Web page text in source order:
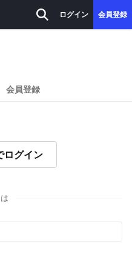
ログイン 会員登録
会員登録
ログイン